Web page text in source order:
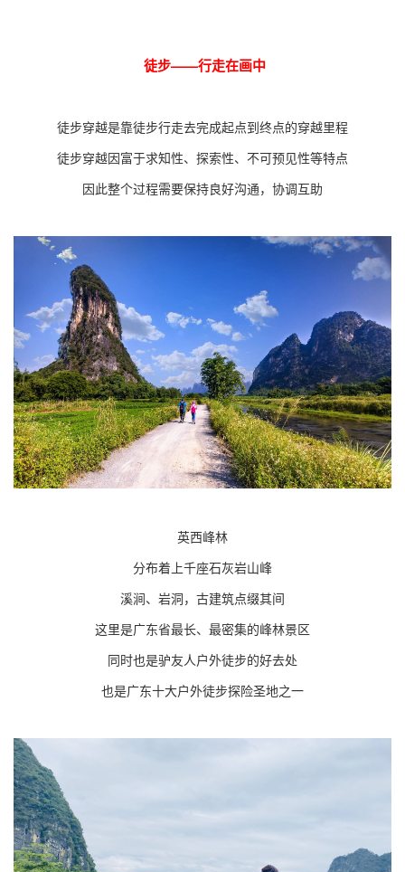
徒步——行走在画中
徒步穿越是靠徒步行走去完成起点到终点的穿越里程
徒步穿越因富于求知性、探索性、不可预见性等特点
因此整个过程需要保持良好沟通，协调互助
英西峰林
分布着上千座石灰岩山峰
溪涧、岩洞，古建筑点缀其间
这里是广东省最长、最密集的峰林景区
同时也是驴友人户外徒步的好去处
也是广东十大户外徒步探险圣地之一